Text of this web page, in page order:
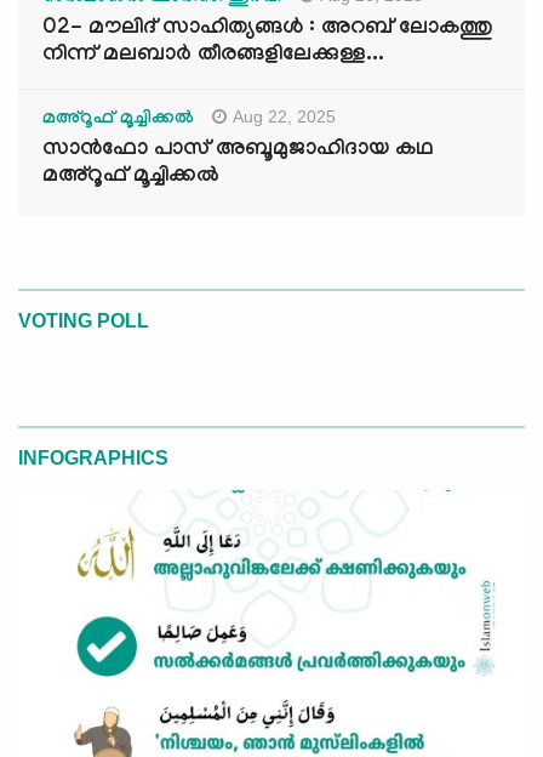
02- മൗലിദ് സാഹിത്യങ്ങൾ : അറബ് ലോകത്തു
നിന്ന് മലബാർ തീരങ്ങളിലേക്കുള്ള...
മഅ്റൂഫ് മൂച്ചിക്കല്‍ Aug 22, 2025
സാൻഫോ പാസ് അബൂമുജാഹിദായ കഥ
മഅ്റൂഫ് മൂച്ചിക്കല്‍
VOTING POLL
INFOGRAPHICS